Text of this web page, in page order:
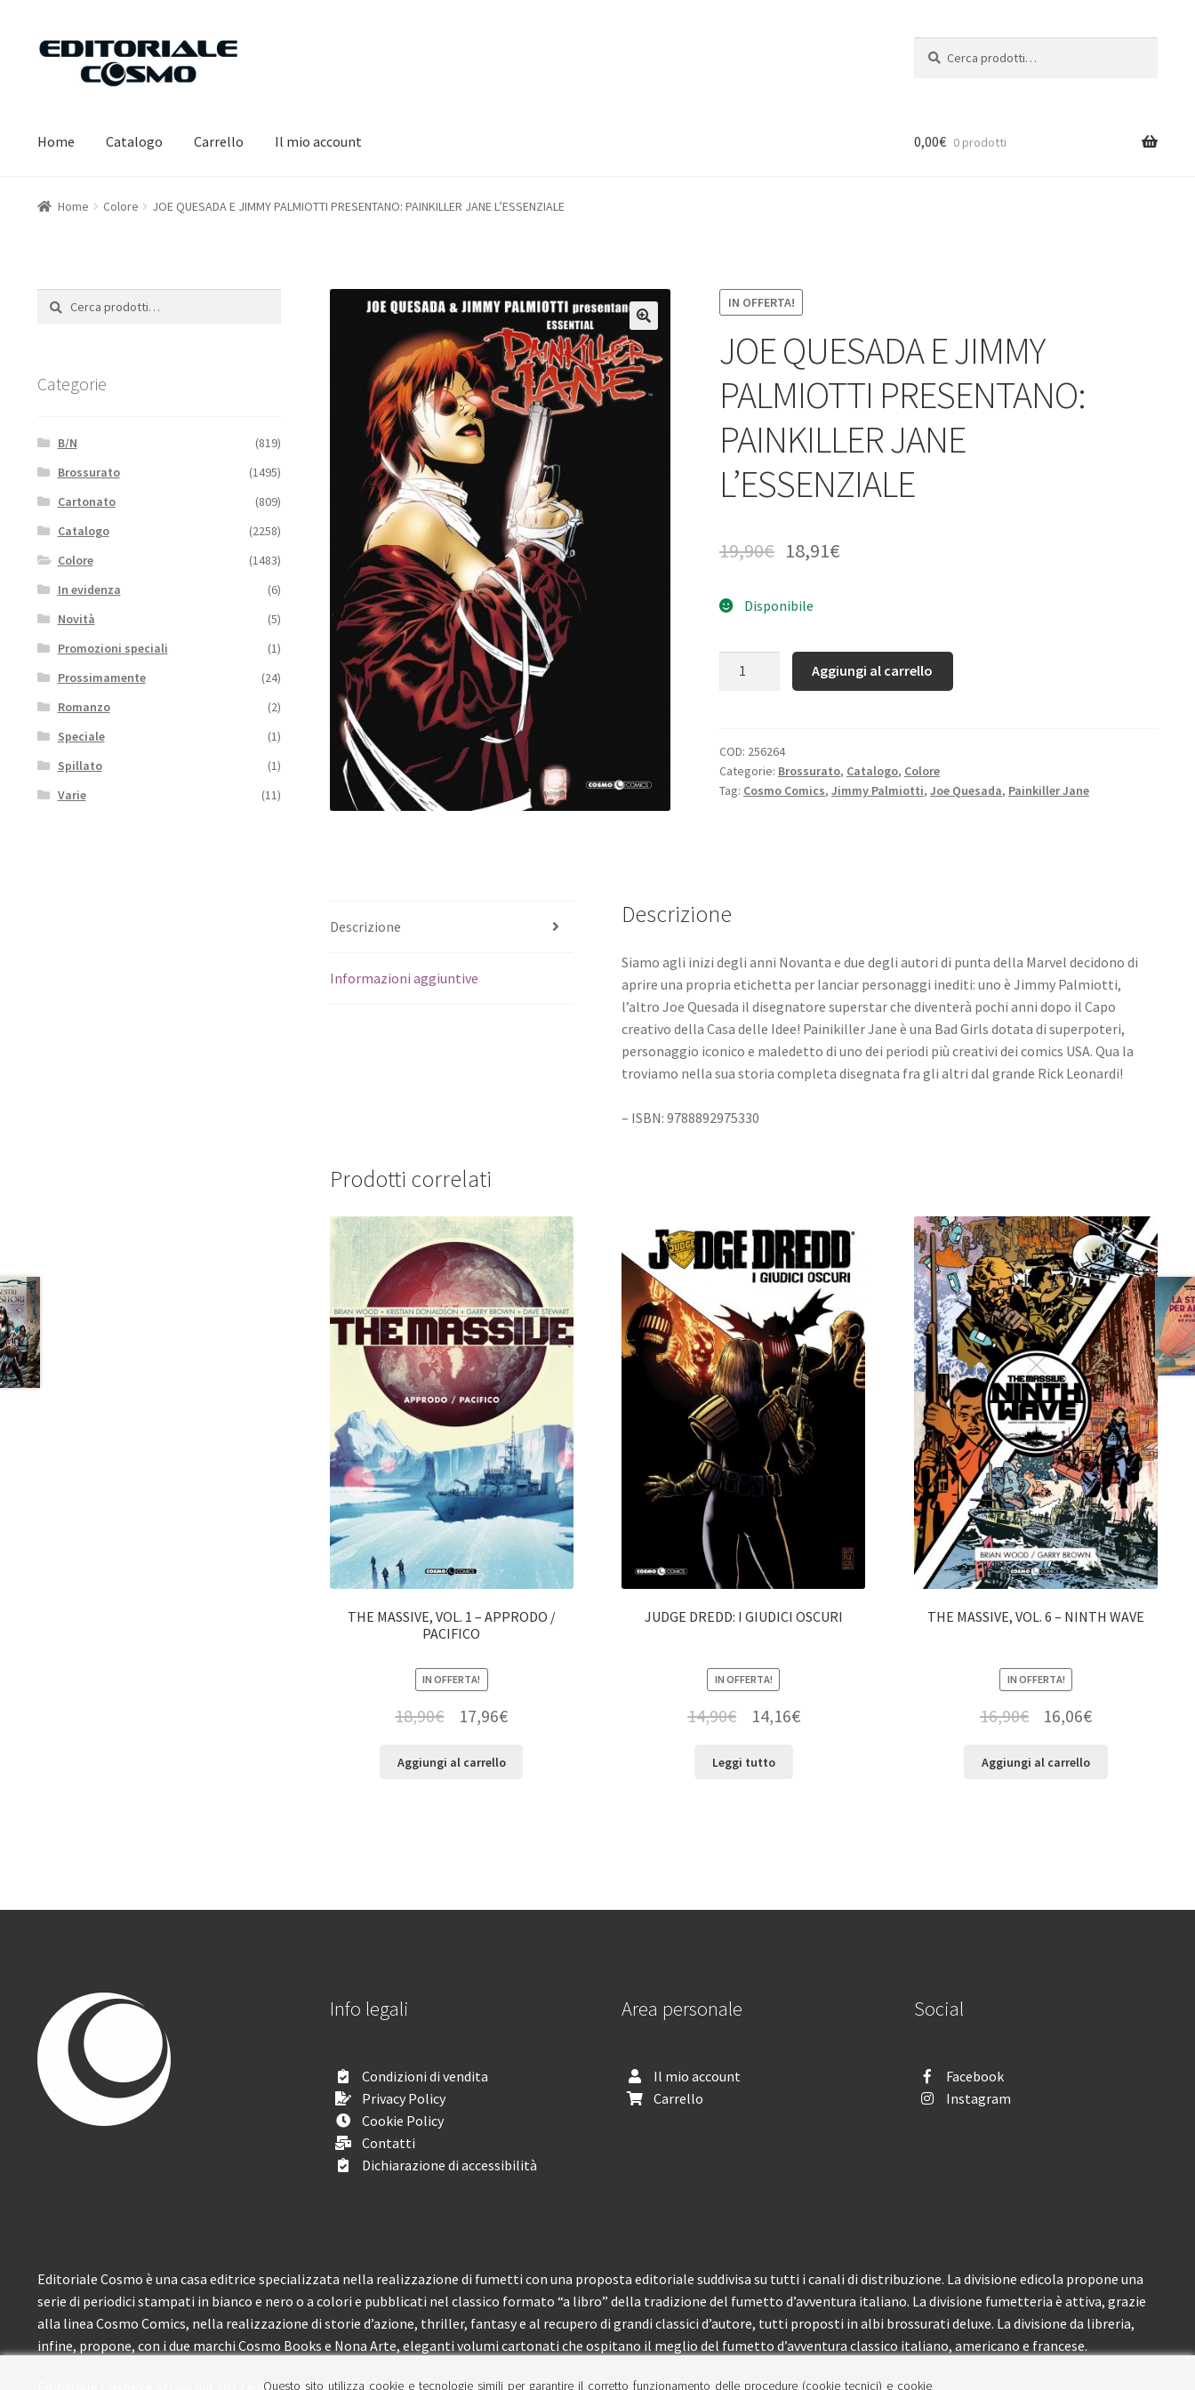
Vai
navigazione
Vai
Home Catalogo Carrello Il mio account 0,00€ 0 prodotti
Home Colore JOE QUESADA E JIMMY PALMIOTTI PRESENTANO: PAINKILLER JANE L’ESSENZIALE
IN OFFERTA!
JOE QUESADA E JIMMY
PALMIOTTI PRESENTANO:
PAINKILLER JANE
L’ESSENZIALE
19,90€ 18,91€
Disponibile
Aggiungi al carrello
COD: 256264
Categorie: Brossurato, Catalogo, Colore
Tag: Cosmo Comics, Jimmy Palmiotti, Joe Quesada, Painkiller Jane
Descrizione
Informazioni aggiuntive
Descrizione
Siamo agli inizi degli anni Novanta e due degli autori di punta della Marvel decidono di
aprire una propria etichetta per lanciar personaggi inediti: uno è Jimmy Palmiotti,
l’altro Joe Quesada il disegnatore superstar che diventerà pochi anni dopo il Capo
creativo della Casa delle Idee! Painikiller Jane è una Bad Girls dotata di superpoteri,
personaggio iconico e maledetto di uno dei periodi più creativi dei comics USA. Qua la
troviamo nella sua storia completa disegnata fra gli altri dal grande Rick Leonardi!
– ISBN: 9788892975330
Prodotti correlati
THE MASSIVE, VOL. 1 – APPRODO /
PACIFICO
IN OFFERTA!
18,90€ 17,96€
Aggiungi al carrello
JUDGE DREDD: I GIUDICI OSCURI
IN OFFERTA!
14,90€ 14,16€
Leggi tutto
THE MASSIVE, VOL. 6 – NINTH WAVE
IN OFFERTA!
16,90€ 16,06€
Aggiungi al carrello
Cerca:
Cerca
Categorie
B/N
(819)
Brossurato
(1495)
Cartonato
(809)
Catalogo
(2258)
Colore
(1483)
In evidenza
(6)
Novità
(5)
Promozioni speciali
(1)
Prossimamente
(24)
Romanzo
(2)
Speciale
(1)
Spillato
(1)
Varie
(11)
Info legali
Condizioni di vendita
Privacy Policy
Cookie Policy
Contatti
Dichiarazione di accessibilità
Area personale
Il mio account
Carrello
Social
Facebook
Instagram
Editoriale Cosmo è una casa editrice specializzata nella realizzazione di fumetti con una proposta editoriale suddivisa su tutti i canali di distribuzione. La divisione edicola propone una
serie di periodici stampati in bianco e nero o a colori e pubblicati nel classico formato “a libro” della tradizione del fumetto d’avventura italiano. La divisione fumetteria è attiva, grazie
alla linea Cosmo Comics, nella realizzazione di storie d’azione, thriller, fantasy e al recupero di grandi classici d’autore, tutti proposti in albi brossurati deluxe. La divisione da libreria,
infine, propone, con i due marchi Cosmo Books e Nona Arte, eleganti volumi cartonati che ospitano il meglio del fumetto d’avventura classico italiano, americano e francese.
Questo sito utilizza cookie e tecnologie simili per garantire il corretto funzionamento delle procedure (cookie tecnici) e cookie